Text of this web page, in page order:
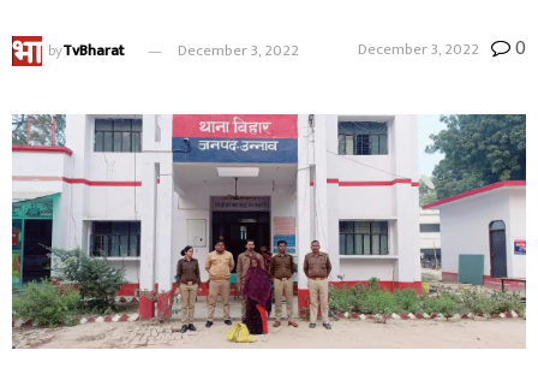
byTvBharat December 3, 2022 December 3, 2022 0